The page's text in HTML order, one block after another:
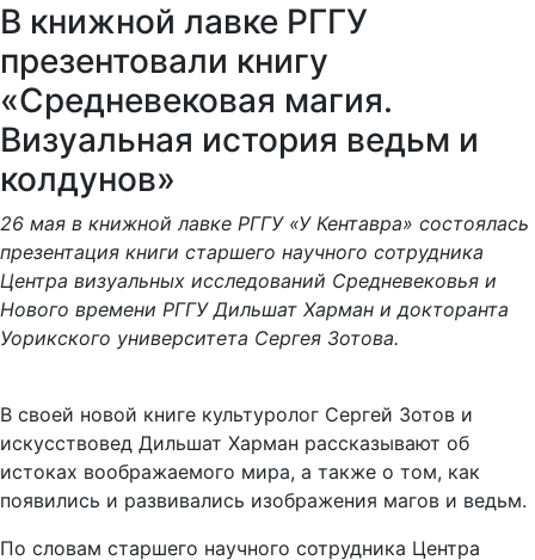
В книжной лавке РГГУ
презентовали книгу
«Средневековая магия.
Визуальная история ведьм и
колдунов»
26 мая в книжной лавке РГГУ «У Кентавра» состоялась
презентация книги старшего научного сотрудника
Центра визуальных исследований Средневековья и
Нового времени РГГУ Дильшат Харман и докторанта
Уорикского университета Сергея Зотова.
В своей новой книге культуролог Сергей Зотов и
искусствовед Дильшат Харман рассказывают об
истоках воображаемого мира, а также о том, как
появились и развивались изображения магов и ведьм.
По словам старшего научного сотрудника Центра